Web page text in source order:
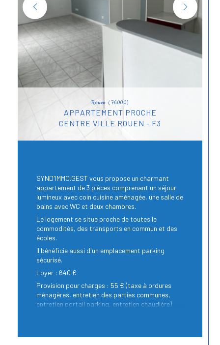
Rouen (76000)
APPARTEMENT PROCHE
CENTRE VILLE ROUEN - F3
SYND'IMMO.GEST vous propose un charmant
appartement de 3 pièces comprenant un séjour
lumineux avec coin cuisine aménagée, une salle de
bains avec WC et deux chambres.
Le logement se situe proche de toutes le
commodités, des transports en commun et des
écoles.
Il bénéficie aussi d'un emplacement parking
sécurisé.
Loyer : 640 €
Provision pour charges : 55 € (taxe à ordures
ménagères, entretien des parties communes,
entretien portail parking, entretien chaudière)
Dépôt de garantie : un mois de loyer hors charge